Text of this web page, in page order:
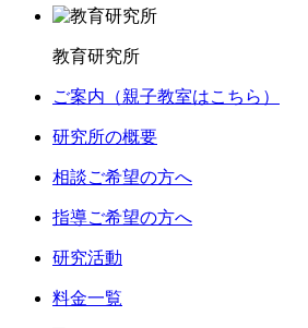
教育研究所
ご案内（親子教室はこちら）
研究所の概要
相談ご希望の方へ
指導ご希望の方へ
研究活動
料金一覧